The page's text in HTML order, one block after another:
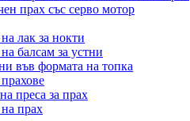
прах със серво мотор
лак за нокти
балсам за устни
във формата на топка
преса за прах
прах